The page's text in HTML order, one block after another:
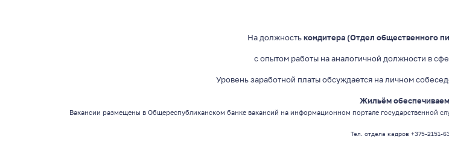
На должностькондитера (Отдел общественного
с опытом работы на аналогичной должности в
Уровень заработной платы обсуждается на личном
Жильём
Вакансии размещены в Общереспубликанском банке вакансий на информационном портале государственной
Тел. отдела кадров +375-2151-